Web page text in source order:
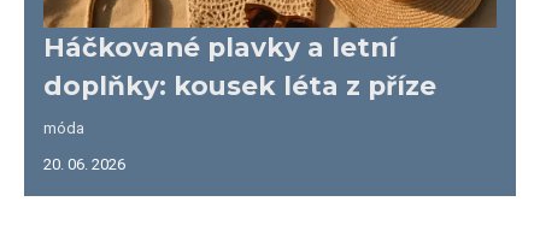
Háčkované plavky a letní
doplňky: kousek léta z příze
móda
20. 06. 2026